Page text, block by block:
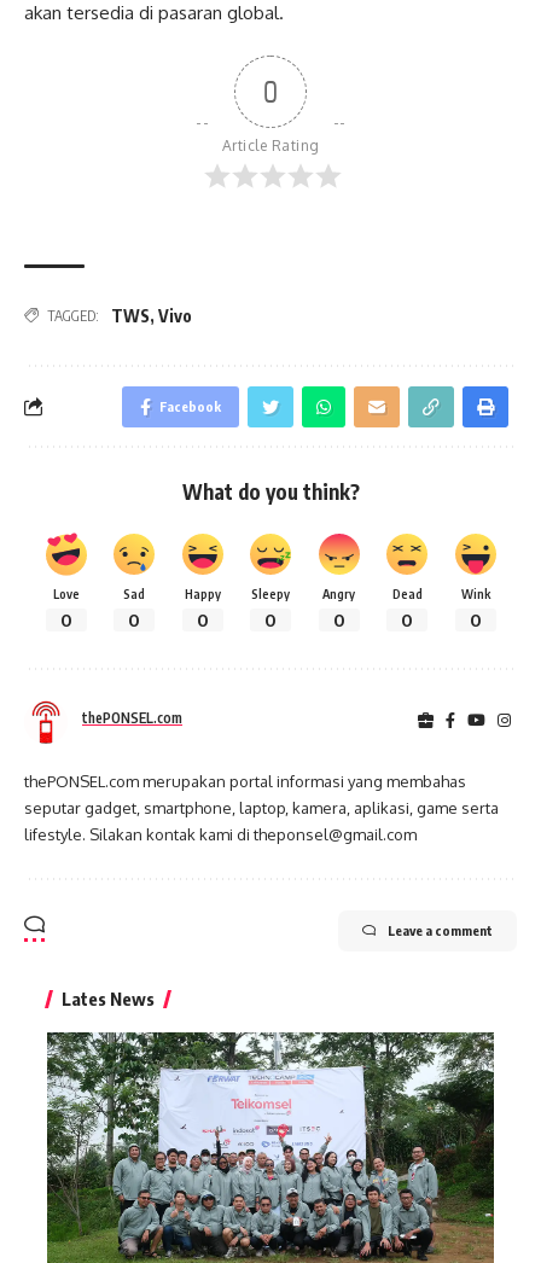
akan tersedia di pasaran global.
0
Article Rating
TAGGED: TWS, Vivo
Facebook
What do you think?
Love
0
Sad
0
Happy
0
Sleepy
0
Angry
0
Dead
0
Wink
0
thePONSEL.com
thePONSEL.com merupakan portal informasi yang membahas
seputar gadget, smartphone, laptop, kamera, aplikasi, game serta
lifestyle. Silakan kontak kami di theponsel@gmail.com
Leave a comment
Lates News